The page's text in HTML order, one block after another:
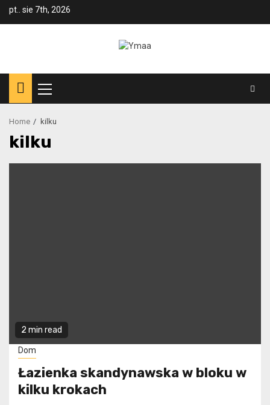
Skippt.. sie 7th, 2026
Menu
Home kilku
kilku
2 min read
Dom
Łazienka skandynawska w bloku w
kilku krokach